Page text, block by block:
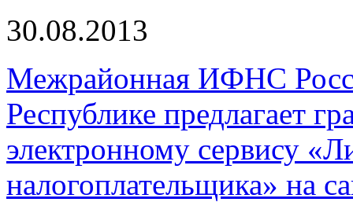
30.08.2013
Межрайонная ИФНС
Республике предлагает
электронному сервису
налогоплательщика» на